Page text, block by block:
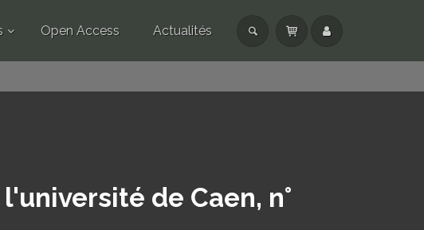
Open Access Actualités
de Caen, n°